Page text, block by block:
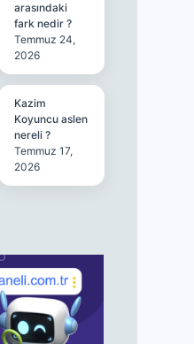
arasındaki
fark nedir ?
Temmuz 24,
2026
Kazim
Koyuncu aslen
nereli ?
Temmuz 17,
2026